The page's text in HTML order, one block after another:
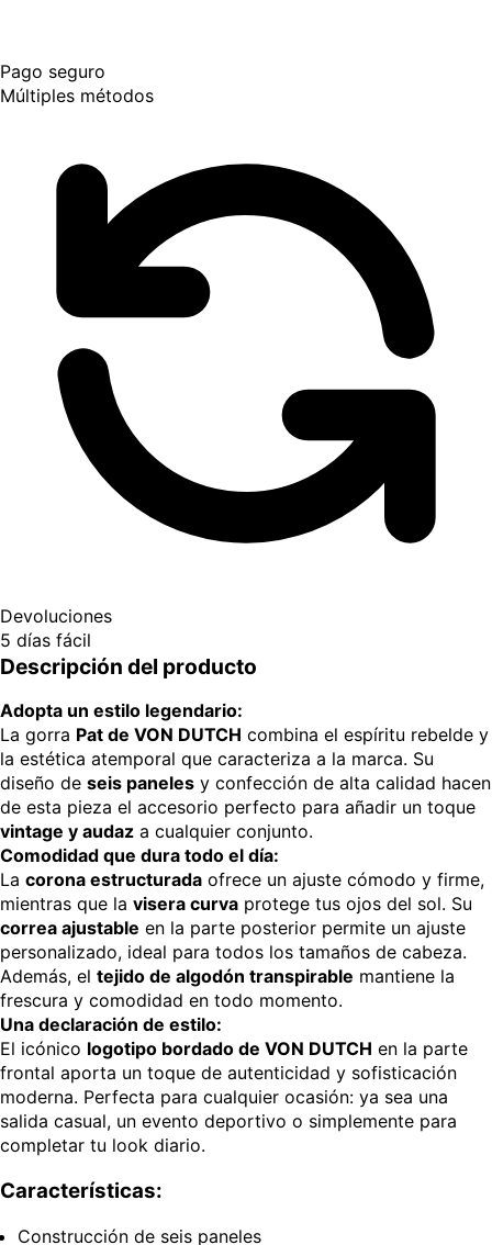
Pago seguro
Múltiples métodos
Devoluciones
5 días fácil
Descripción del producto
Adopta un estilo legendario:
La gorra Pat de VON DUTCH combina el espíritu rebelde y
la estética atemporal que caracteriza a la marca. Su
diseño de seis paneles y confección de alta calidad hacen
de esta pieza el accesorio perfecto para añadir un toque
vintage y audaz a cualquier conjunto.
Comodidad que dura todo el día:
La corona estructurada ofrece un ajuste cómodo y firme,
mientras que la visera curva protege tus ojos del sol. Su
correa ajustable en la parte posterior permite un ajuste
personalizado, ideal para todos los tamaños de cabeza.
Además, el tejido de algodón transpirable mantiene la
frescura y comodidad en todo momento.
Una declaración de estilo:
El icónico logotipo bordado de VON DUTCH en la parte
frontal aporta un toque de autenticidad y sofisticación
moderna. Perfecta para cualquier ocasión: ya sea una
salida casual, un evento deportivo o simplemente para
completar tu look diario.
Características:
Construcción de seis paneles